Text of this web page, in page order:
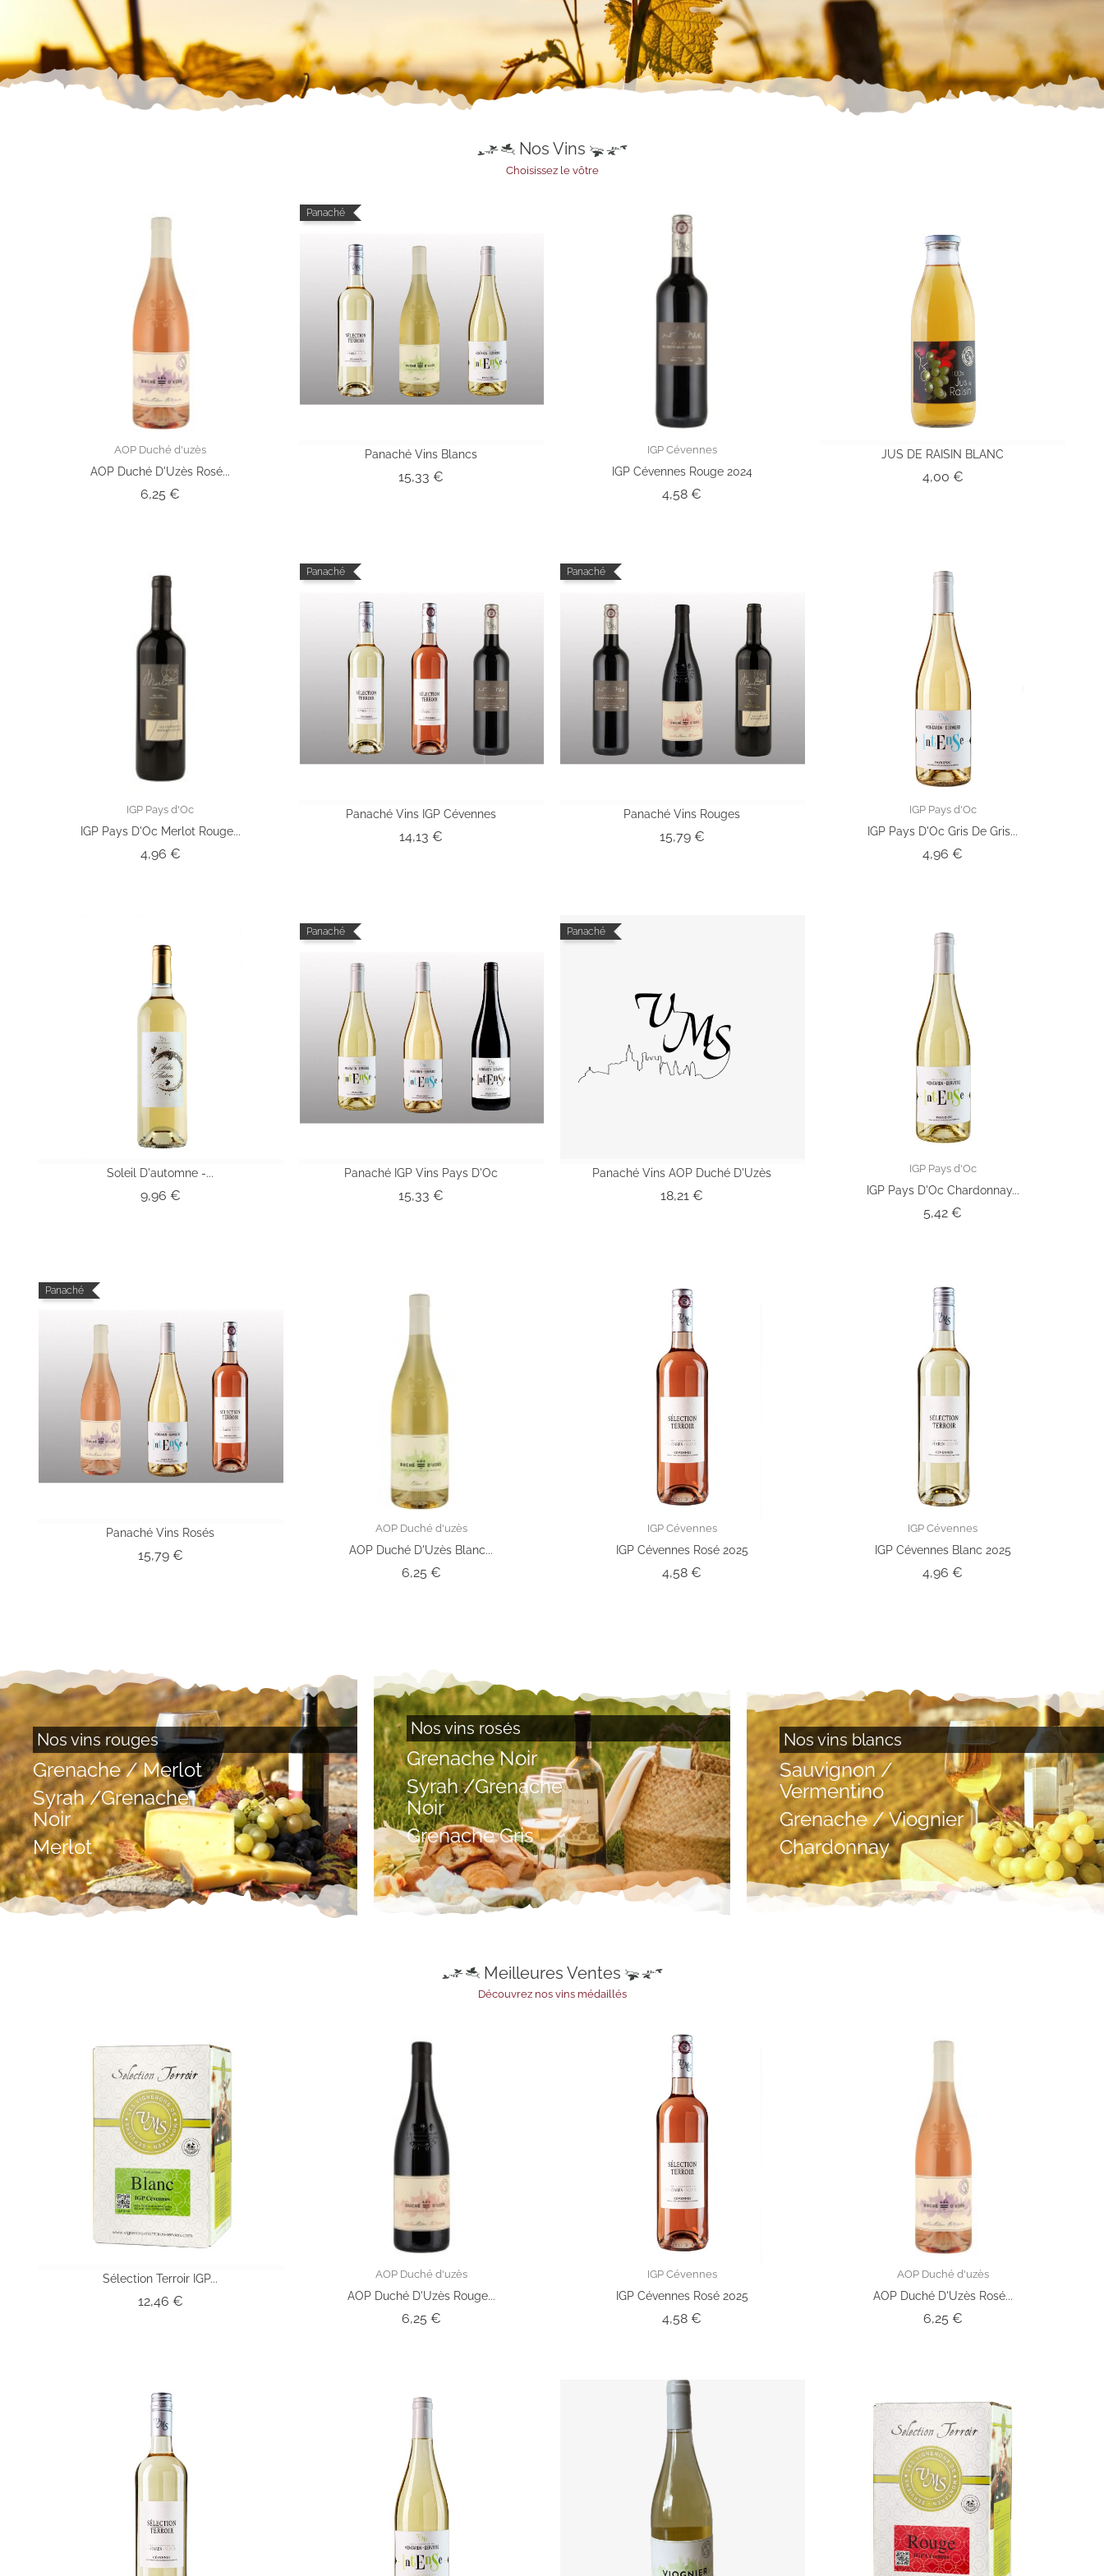
Nos Vins
Choisissez le vôtre
AOP Duché d'uzès
AOP Duché D'Uzès Rosé...
6,25 €
Panaché
Panaché Vins Blancs
15,33 €
IGP Cévennes
IGP Cévennes Rouge 2024
4,58 €
JUS DE RAISIN BLANC
4,00 €Prix
IGP Pays d'Oc
IGP Pays D'Oc Merlot Rouge...
4,96 €Prix
Panaché
Panaché Vins IGP Cévennes
14,13 €
Panaché
Panaché Vins Rouges
15,79 €Prix
IGP Pays d'Oc
IGP Pays D'Oc Gris De Gris...
4,96 €
Soleil D'automne -...
9,96 €Prix
Panaché
Panaché IGP Vins Pays D'Oc
15,33 €
Panaché
Panaché Vins AOP Duché D'Uzès
18,21 €
IGP Pays d'Oc
IGP Pays D'Oc Chardonnay...
5,42 €
Panaché
Panaché Vins Rosés
15,79 €Prix
AOP Duché d'uzès
AOP Duché D'Uzès Blanc...
6,25 €Prix
IGP Cévennes
IGP Cévennes Rosé 2025
4,58 €
IGP Cévennes
IGP Cévennes Blanc 2025
4,96 €
Nos vins rouges
Grenache / Merlot
Syrah /Grenache
Noir
Merlot
Nos vins rosés
Grenache Noir
Syrah /Grenache
Noir
Grenache Gris
Nos vins blancs
Sauvignon /
Vermentino
Grenache / Viognier
Chardonnay
Meilleures Ventes
Découvrez nos vins médaillés
Sélection Terroir IGP...
12,46 €Prix
AOP Duché d'uzès
AOP Duché D'Uzès Rouge...
6,25 €Prix
IGP Cévennes
IGP Cévennes Rosé 2025
4,58 €
AOP Duché d'uzès
AOP Duché D'Uzès Rosé...
6,25 €Prix